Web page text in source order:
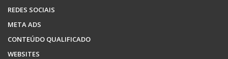
REDES SOCIAIS
META ADS
CONTEÚDO QUALIFICADO
WEBSITES